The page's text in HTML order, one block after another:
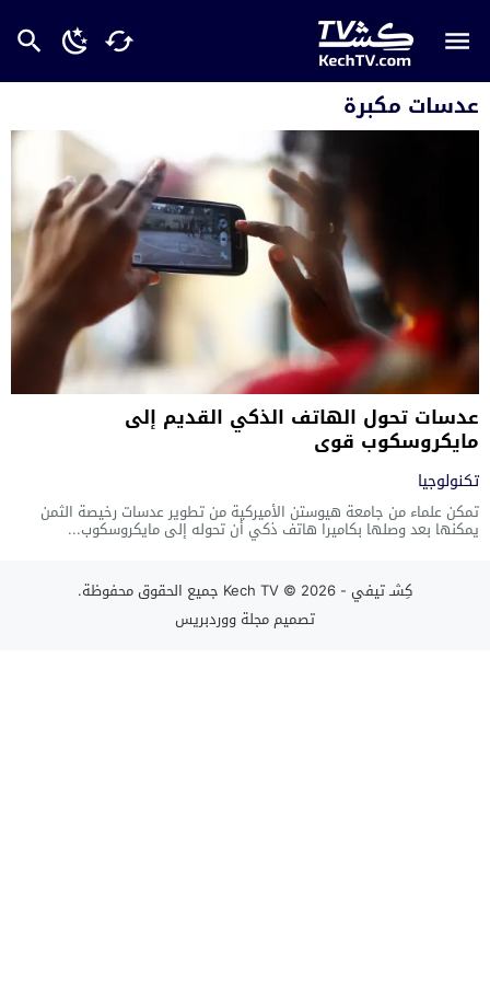
عدسات مكبرة
عدسات تحول الهاتف الذكي القديم إلى
مايكروسكوب قوي
تكنولوجيا
تمكن علماء من جامعة هيوستن الأميركية من تطوير عدسات رخيصة الثمن
يمكنها بعد وصلها بكاميرا هاتف ذكي أن تحوله إلى مايكروسكوب...
كِشـ تيفي - Kech TV © 2026 جميع الحقوق محفوظة.
تصميممجلة ووردبريس